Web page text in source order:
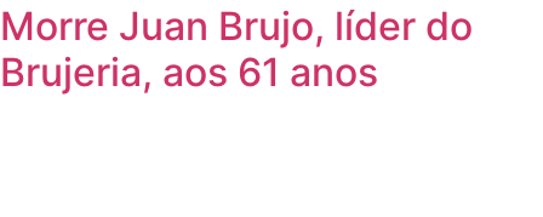
Morre Juan Brujo, líder do
Brujeria, aos 61 anos